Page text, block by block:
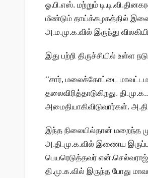
ஓ.பி.எஸ். மற்றும்
மீண்டும் தாய்க்கழகத்தில்
அ.ம.மு.க.வில் இருந்து
இது பற்றி திருச்சியில் உள்ள
‘‘சார், மலைக்கோட்டை
தலைவிரித்தாடுகிறது.
அமைதியாகிவிடுவார்கள்.
இந்த நிலையில்தான்
அ.தி.மு.க.வில் இணைய
பெயரெடுத்தவர்
தி.மு.க.வில் இருந்த போது